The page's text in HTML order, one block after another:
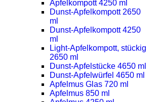
Apfelkompott 4250 ml
Dunst-Apfelkompott 2650
ml
Dunst-Apfelkompott 4250
ml
Light-Apfelkompott, stückig
2650 ml
Dunst-Apfelstücke 4650 ml
Dunst-Apfelwürfel 4650 ml
Apfelmus Glas 720 ml
Apfelmus 850 ml